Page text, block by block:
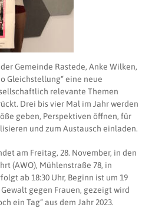
Gemeinde Rastede, Anke Wilken,
Gleichstellung“ eine neue
relevante Themen
Drei bis vier Mal im Jahr werden
geben, Perspektiven öffnen, für
und zum Austausch einladen.
am Freitag, 28. November, in den
(AWO), Mühlenstraße 78, in
ab 18:30 Uhr, Beginn ist um 19
gegen Frauen, gezeigt wird
ein Tag“ aus dem Jahr 2023.